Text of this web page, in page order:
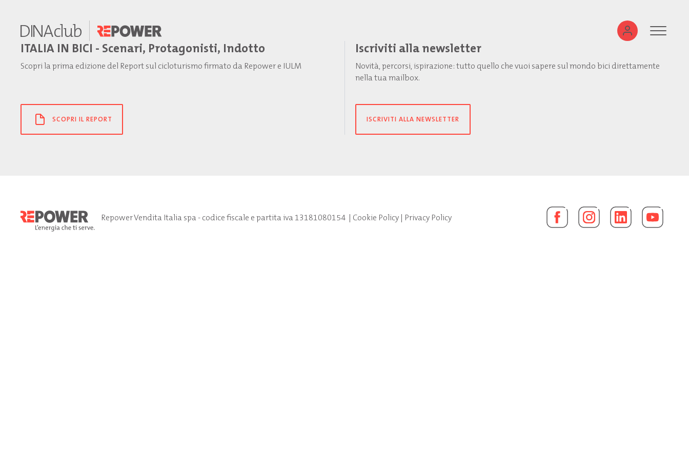
ITALIA IN BICI - Scenari, Protagonisti, Indotto
Scopri la prima edizione del Report sul cicloturismo firmato da Repower e IULM
SCOPRI IL REPORT
Iscriviti alla newsletter
Novità, percorsi, ispirazione: tutto quello che vuoi sapere sul mondo bici direttamente
nella tua mailbox.
ISCRIVITI ALLA NEWSLETTER
Repower Vendita Italia spa - codice fiscale e partita iva 13181080154| Cookie Policy| Privacy Policy